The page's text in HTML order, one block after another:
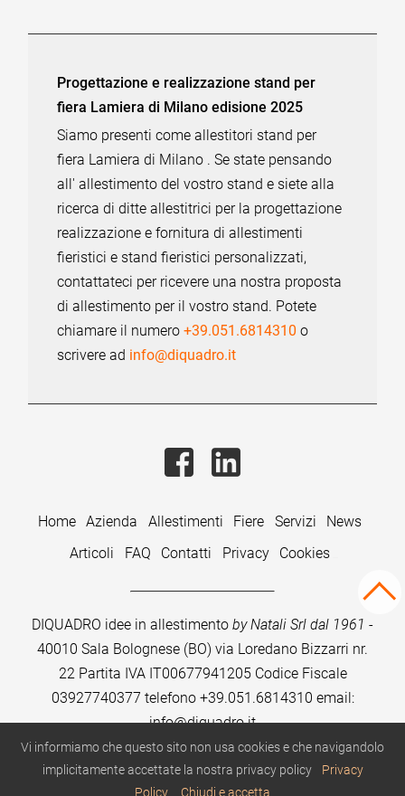
Progettazione e realizzazione stand per
fiera Lamiera di Milano edisione 2025
Siamo presenti come allestitori stand per
fiera Lamiera di Milano . Se state pensando
all' allestimento del vostro stand e siete alla
ricerca di ditte allestitrici per la progettazione
realizzazione e fornitura di allestimenti
fieristici e stand fieristici personalizzati,
contattateci per ricevere una nostra proposta
di allestimento per il vostro stand. Potete
chiamare il numero+39.051.6814310 o
scrivere ad info@diquadro.it
Home Azienda Allestimenti Fiere Servizi
News
Articoli
FAQ Contatti Privacy Cookies
DIQUADRO idee in allestimento by Natali Srl dal 1961 -
40010 Sala Bolognese (BO) via Loredano Bizzarri nr.
22 Partita IVA IT00677941205 Codice Fiscale
03927740377 telefono +39.051.6814310 email:
info@diquadro.it
© Diquadro 2024
Vi informiamo che questo sito non usa cookies e che navigandolo
implicitamente accettate la nostra privacy policy
Privacy
Policy
Chiudi e accetta